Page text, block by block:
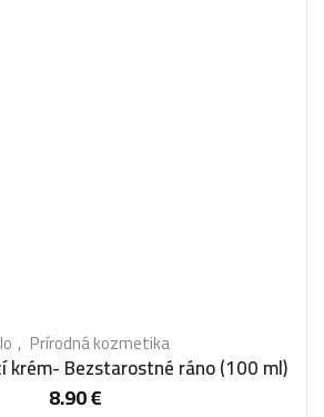
Prírodná kozmetika
krém- Bezstarostné ráno (100 ml)
8.90€